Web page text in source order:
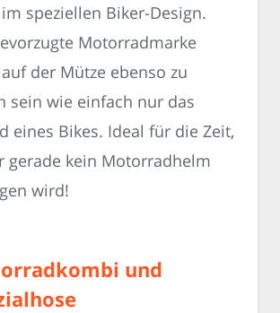
im speziellen Biker-Design.
Motorradmarke
der Mütze ebenso zu
sein wie einfach nur das
eines Bikes. Ideal für die Zeit,
gerade kein Motorradhelm
wird!
und